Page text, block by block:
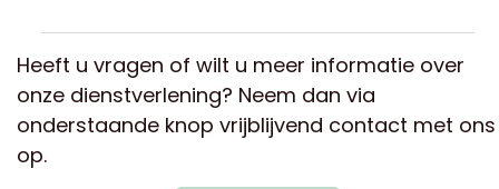
Heeft u vragen of wilt u meer informatie over
onze dienstverlening? Neem dan via
onderstaande knop vrijblijvend contact met ons
op.